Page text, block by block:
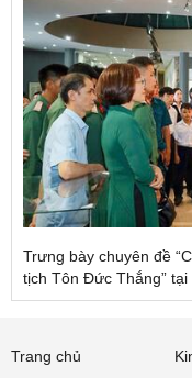
Trưng bày chuyên đề
tịch Tôn Đức Thắng”
Trang chủ